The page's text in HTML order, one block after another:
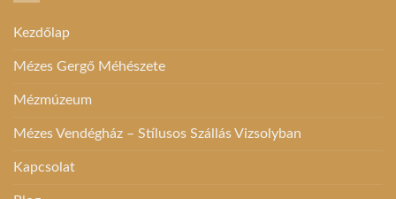
Kezdőlap
Mézes Gergő Méhészete
Mézmúzeum
Mézes Vendégház – Stílusos Szállás Vizsolyban
Kapcsolat